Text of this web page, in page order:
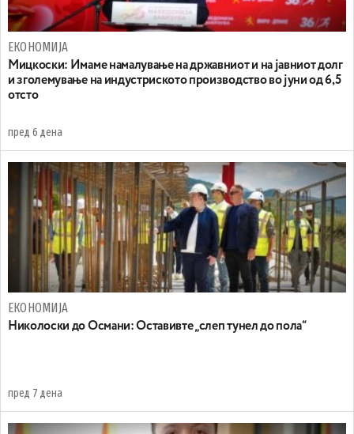
ЕКОНОМИЈА
Mицкоски: Имаме намалување на државниот и на јавниот долг
и зголемување на индустриското производство во јуни од 6,5
отсто
пред 6 дена
ЕКОНОМИЈА
Николоски до Османи: Oставивте „слеп тунел до пола“
пред 7 дена